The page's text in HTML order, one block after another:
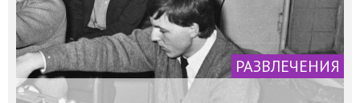
РАЗВЛЕЧЕНИЯ